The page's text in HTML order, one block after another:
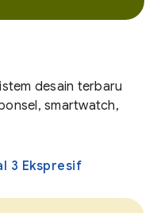
desain terbaru
smartwatch,
3 Ekspresif